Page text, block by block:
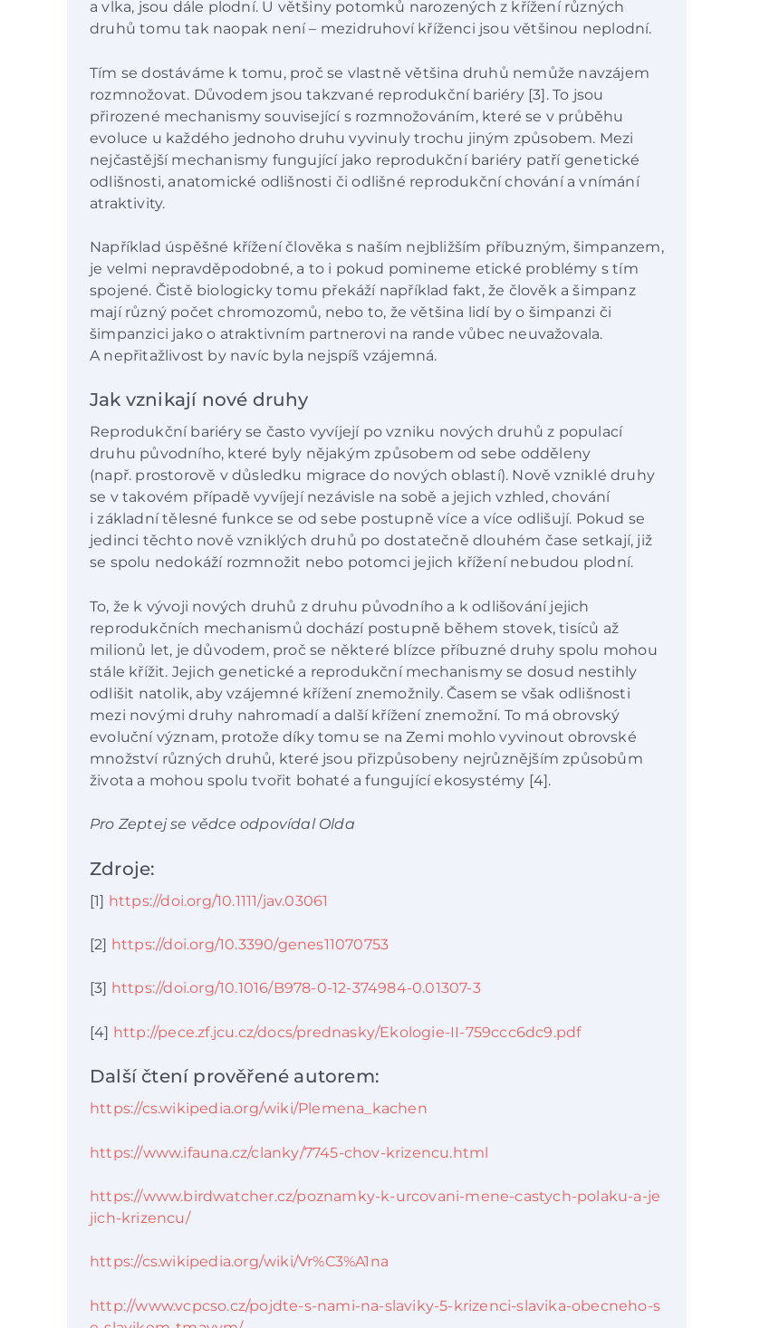
a vlka, jsou dále plodní. U většiny potomků narozených z křížení různých
druhů tomu tak naopak není – mezidruhoví kříženci jsou většinou neplodní.
Tím se dostáváme k tomu, proč se vlastně většina druhů nemůže navzájem
rozmnožovat. Důvodem jsou takzvané reprodukční bariéry [3]. To jsou
přirozené mechanismy související s rozmnožováním, které se v průběhu
evoluce u každého jednoho druhu vyvinuly trochu jiným způsobem. Mezi
nejčastější mechanismy fungující jako reprodukční bariéry patří genetické
odlišnosti, anatomické odlišnosti či odlišné reprodukční chování a vnímání
atraktivity.
Například úspěšné křížení člověka s naším nejbližším příbuzným, šimpanzem,
je velmi nepravděpodobné, a to i pokud pomineme etické problémy s tím
spojené. Čistě biologicky tomu překáží například fakt, že člověk a šimpanz
mají různý počet chromozomů, nebo to, že většina lidí by o šimpanzi či
šimpanzici jako o atraktivním partnerovi na rande vůbec neuvažovala.
A nepřitažlivost by navíc byla nejspíš vzájemná.
Jak vznikají nové druhy
Reprodukční bariéry se často vyvíjejí po vzniku nových druhů z populací
druhu původního, které byly nějakým způsobem od sebe odděleny
(např. prostorově v důsledku migrace do nových oblastí). Nově vzniklé druhy
se v takovém případě vyvíjejí nezávisle na sobě a jejich vzhled, chování
i základní tělesné funkce se od sebe postupně více a více odlišují. Pokud se
jedinci těchto nově vzniklých druhů po dostatečně dlouhém čase setkají, již
se spolu nedokáží rozmnožit nebo potomci jejich křížení nebudou plodní.
To, že k vývoji nových druhů z druhu původního a k odlišování jejich
reprodukčních mechanismů dochází postupně během stovek, tisíců až
milionů let, je důvodem, proč se některé blízce příbuzné druhy spolu mohou
stále křížit. Jejich genetické a reprodukční mechanismy se dosud nestihly
odlišit natolik, aby vzájemné křížení znemožnily. Časem se však odlišnosti
mezi novými druhy nahromadí a další křížení znemožní. To má obrovský
evoluční význam, protože díky tomu se na Zemi mohlo vyvinout obrovské
množství různých druhů, které jsou přizpůsobeny nejrůznějším způsobům
života a mohou spolu tvořit bohaté a fungující ekosystémy [4].
Pro Zeptej se vědce odpovídal Olda
Zdroje:
[1] https://doi.org/10.1111/jav.03061
[2] https://doi.org/10.3390/genes11070753
[3] https://doi.org/10.1016/B978-0-12-374984-0.01307-3
[4] http://pece.zf.jcu.cz/docs/prednasky/Ekologie-II-759ccc6dc9.pdf
Další čtení prověřené autorem:
https://cs.wikipedia.org/wiki/Plemena_kachen
https://www.ifauna.cz/clanky/7745-chov-krizencu.html
https://www.birdwatcher.cz/poznamky-k-urcovani-mene-castych-polaku-a-je
jich-krizencu/
https://cs.wikipedia.org/wiki/Vr%C3%A1na
http://www.vcpcso.cz/pojdte-s-nami-na-slaviky-5-krizenci-slavika-obecneho-s